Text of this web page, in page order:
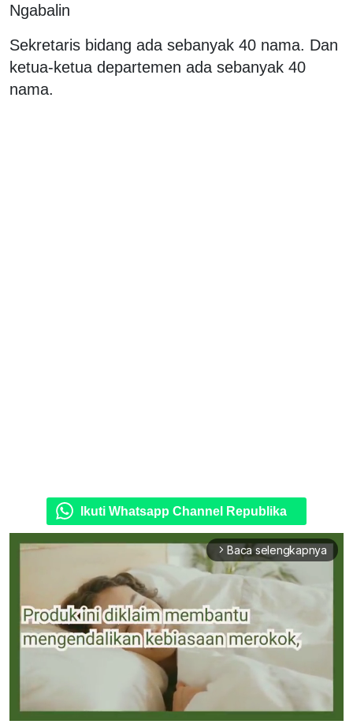
Ngabalin
Sekretaris bidang ada sebanyak 40 nama. Dan
ketua-ketua departemen ada sebanyak 40
nama.
Ikuti Whatsapp Channel Republika
arrow_forward_ios Baca selengkapnya